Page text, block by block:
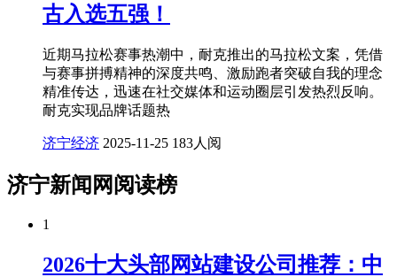
古入选五强！
近期马拉松赛事热潮中，耐克推出的马拉松文案，凭借
与赛事拼搏精神的深度共鸣、激励跑者突破自我的理念
精准传达，迅速在社交媒体和运动圈层引发热烈反响。
耐克实现品牌话题热
济宁经济 2025-11-25 183人阅
济宁新闻网阅读榜
1
2026十大头部网站建设公司推荐：中